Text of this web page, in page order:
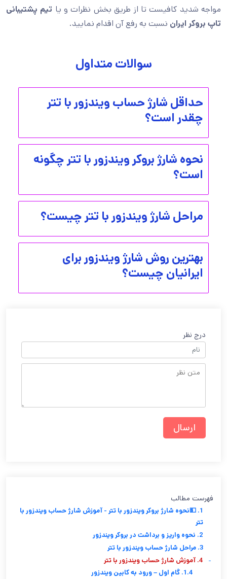
مواجه شدید کافیست تا از طریق بخش نظرات و یا تیم پشتیبانی
تاپ بروکر ایران نسبت به رفع آن اقدام نمایید.
سوالات متداول
حداقل شارژ حساب ویندزور با تتر
چقدر است؟
نحوه شارژ بروکر ویندزور با تتر چگونه
است؟
مراحل شارژ ویندزور با تتر چیست؟
بهترین روش شارژ ویندزور برای
ایرانیان چیست؟
درج نظر
فهرست مطالب
1. 💵نحوه شارژ بروکر ویندزور با تتر - آموزش شارژ حساب ویندزور با
تتر
2. نحوه واریز و برداشت در بروکر ویندزور
3. مراحل شارژ حساب ویندزور با تتر
4. آموزش شارژ حساب ویندزور با تتر
-
1.4. گام اول – ورود به کابین ویندزور